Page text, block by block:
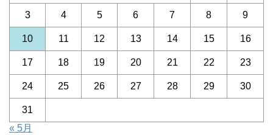
3 4 5 6 7 8 9
10 11 12 13 14 15 16
17 18 19 20 21 22 23
24 25 26 27 28 29 30
31
« 5月